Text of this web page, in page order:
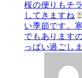
桜の便りもチ
してきますね
い季節です。
でもあります
っぱい過ごし